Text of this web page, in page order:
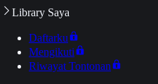
Library Saya
Daftarku
Mengikuti
Riwayat Tontonan